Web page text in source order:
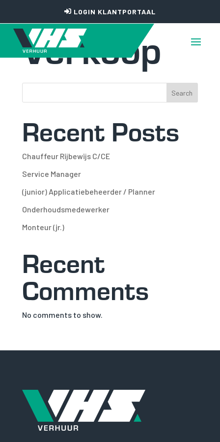
LOGIN KLANTPORTAAL
Verkoop
Search
Recent Posts
Chauffeur Rijbewijs C/CE
Service Manager
(junior) Applicatiebeheerder / Planner
Onderhoudsmedewerker
Monteur (jr.)
Recent
Comments
No comments to show.